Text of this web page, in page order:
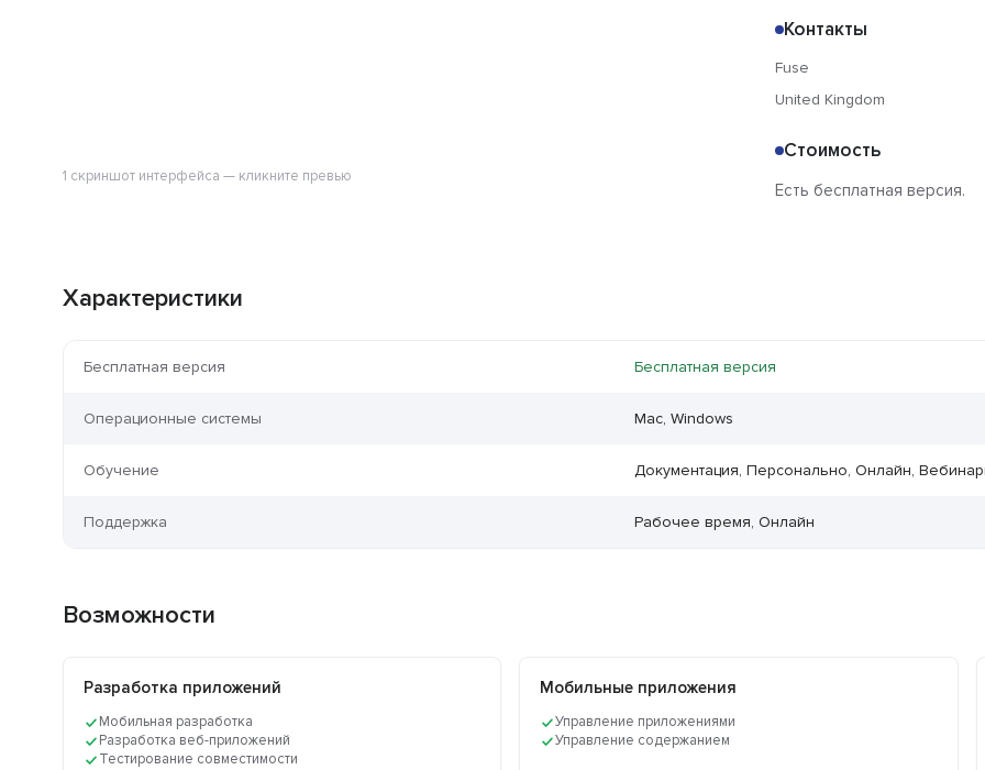
1 скриншот интерфейса — кликните превью
Контакты
Fuse
United Kingdom
Стоимость
Есть бесплатная версия.
Характеристики
Бесплатная версия Бесплатная версия
Операционные системы Mac, Windows
Обучение Документация, Персонально, Онлайн,
Поддержка Рабочее время, Онлайн
Возможности
Разработка приложений
Мобильная разработка
Разработка веб-приложений
Тестирование совместимости
Мобильные приложения
Управление приложениями
Управление содержанием